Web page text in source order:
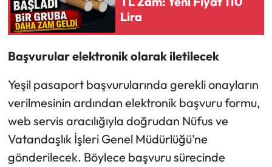
Lira
Başvurular elektronik olarak iletilecek
Yeşil pasaport başvurularında gerekli onayların
verilmesinin ardından elektronik başvuru formu,
web servis aracılığıyla doğrudan Nüfus ve
Vatandaşlık İşleri Genel Müdürlüğü’ne
gönderilecek. Böylece başvuru sürecinde